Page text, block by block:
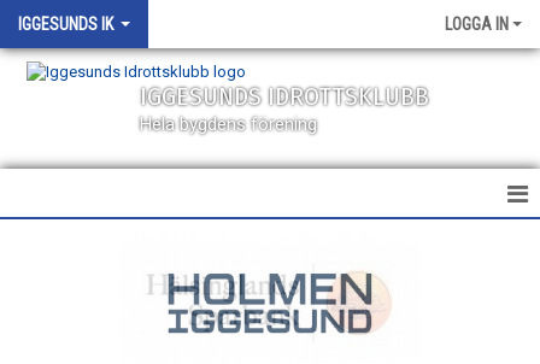
IGGESUNDS IK LOGGA IN
IGGESUNDS IDROTTSKLUBB
Hela bygdens förening